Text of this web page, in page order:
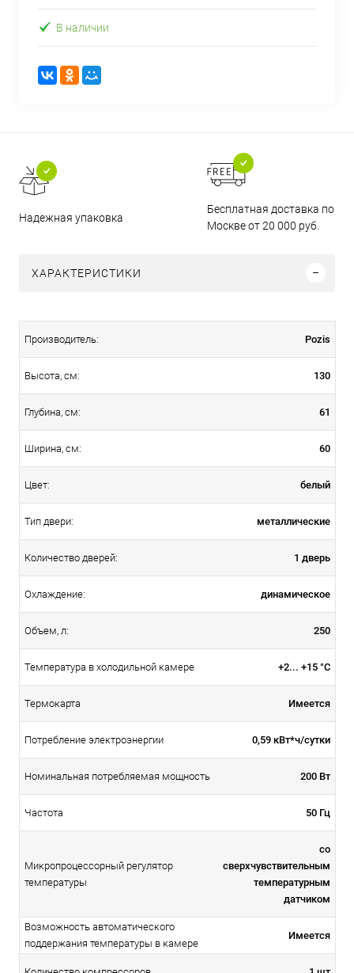
В наличии
Надежная упаковка
Бесплатная доставка по
Москве от 20 000 руб.
ХАРАКТЕРИСТИКИ
Производитель: Pozis
Высота, см: 130
Глубина, см: 61
Ширина, см: 60
Цвет: белый
Тип двери: металлические
Количество дверей: 1 дверь
Охлаждение: динамическое
Объем, л: 250
Температура в холодильной камере +2... +15 °C
Термокарта Имеется
Потребление электроэнергии 0,59 кВт*ч/сутки
Номинальная потребляемая мощность 200 Вт
Частота 50 Гц
Микропроцессорный регулятор
температуры
со
сверхчувствительным
температурным
датчиком
Возможность автоматического
поддержания температуры в камере
Имеется